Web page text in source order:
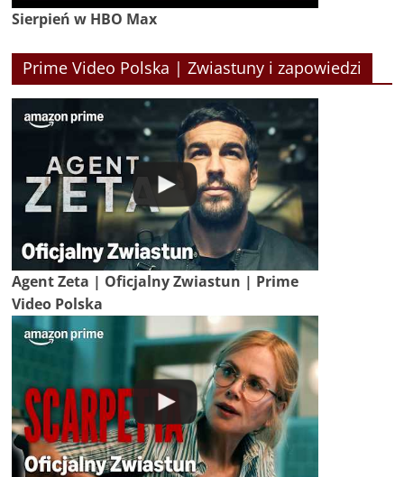
Sierpień w HBO Max
Prime Video Polska | Zwiastuny i zapowiedzi
Agent Zeta | Oficjalny Zwiastun | Prime
Video Polska